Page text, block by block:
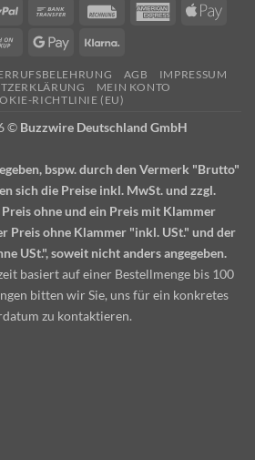
PayPal
Bank
Rechung
AmericanApple
Cash
Pickup
Google
AGB
IMPRESSUM
MEIN KONTO
RICHTLINIE (EU)
© Buzzwire Deutschland GmbH
bspw. durch den Vermerk "Brutto"
sich die Preise inkl. MwSt. und zzgl.
ohne und ein Preis mit Klammer
Preis ohne Klammer "inkl. USt." und der
USt.", soweit nicht anders angegeben.
basiert auf einer Bestellmenge bis 100
bitten wir Sie, uns für ein konkretes
zu kontaktieren.